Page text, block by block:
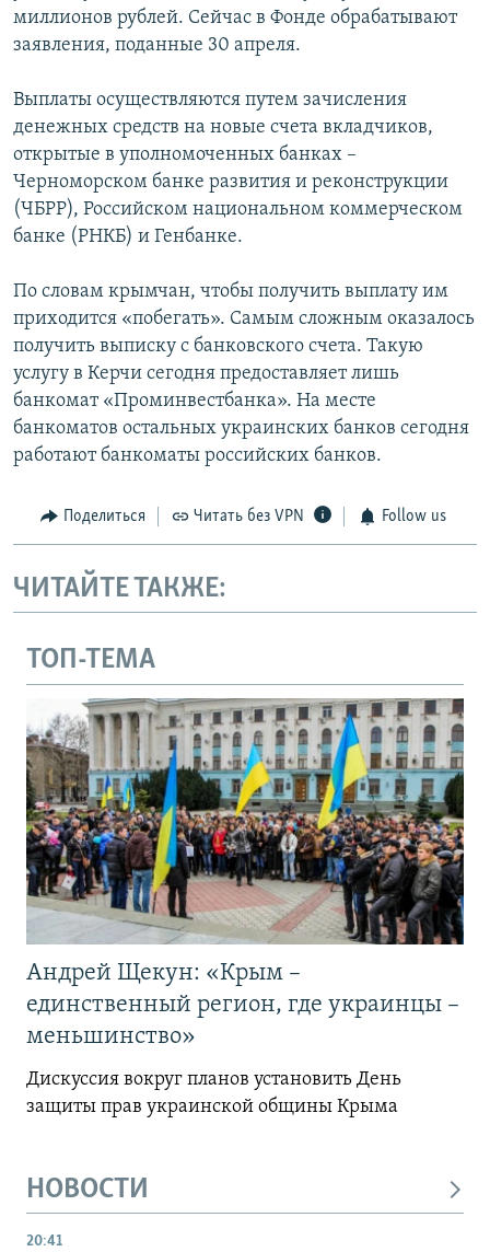
миллионов рублей. Сейчас в Фонде обрабатывают
заявления, поданные 30 апреля.
Выплаты осуществляются путем зачисления
денежных средств на новые счета вкладчиков,
открытые в уполномоченных банках –
Черноморском банке развития и реконструкции
(ЧБРР), Российском национальном коммерческом
банке (РНКБ) и Генбанке.
По словам крымчан, чтобы получить выплату им
приходится «побегать». Самым сложным оказалось
получить выписку с банковского счета. Такую
услугу в Керчи сегодня предоставляет лишь
банкомат «Проминвестбанка». На месте
банкоматов остальных украинских банков сегодня
работают банкоматы российских банков.
Поделиться Читать без VPN Follow us
ЧИТАЙТЕ ТАКЖЕ:
ТОП-ТЕМА
Андрей Щекун: «Крым –
единственный регион, где украинцы –
меньшинство»
Дискуссия вокруг планов установить День
защиты прав украинской общины Крыма
НОВОСТИ
20:41